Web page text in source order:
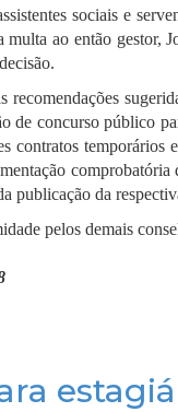
sociais e
multa ao então
recomendações
de concurso público
contratos temporários
comprobatória
publicação da
pelos demais